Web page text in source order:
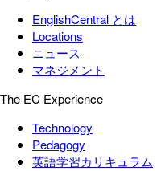
EnglishCentral とは
Locations
ニュース
マネジメント
The EC Experience
Technology
Pedagogy
英語学習カリキュラム